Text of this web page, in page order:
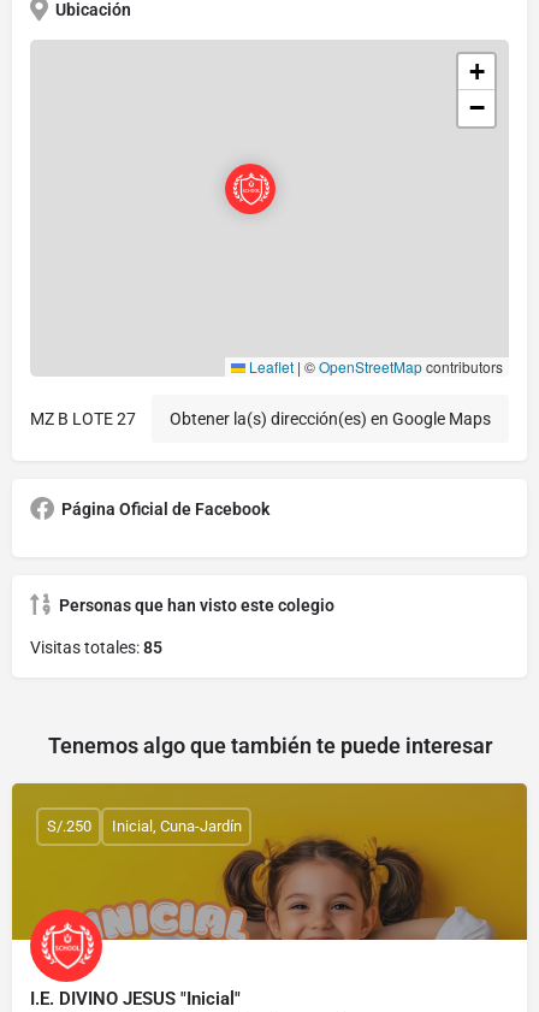
Ubicación
+
−
Leaflet | ©OpenStreetMapcontributors
MZ B LOTE 27 Obtener la(s) dirección(es) en Google Maps
Página Oficial de Facebook
Personas que han visto este colegio
Visitas totales:85
Tenemos algo que también te puede interesar
I.E. DIVINO JESUS "Inicial"
S/.250 Inicial, Cuna-Jardín